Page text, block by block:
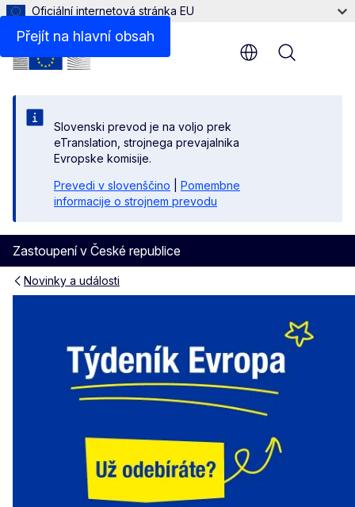
Přejít na hlavní obsah
Oficiální internetová stránka EU
Slovenski prevod je na voljo prek
eTranslation, strojnega prevajalnika
Evropske komisije.
Prevedi v slovenščino
Pomembne
informacije o strojnem prevodu
Zastoupení v České republice
Menu
Novinky a události